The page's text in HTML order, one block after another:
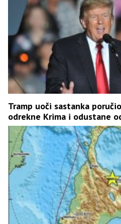
Tramp uoči sastanka
odrekne Krima i odustane